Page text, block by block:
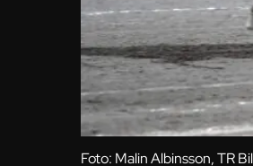
Foto: Malin Albinsson, TR